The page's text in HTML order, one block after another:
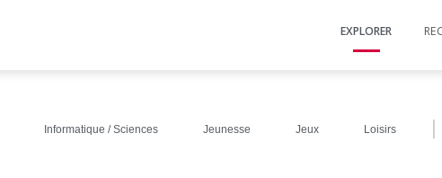
EXPLORER
Informatique / Sciences Jeunesse Jeux Loisirs |